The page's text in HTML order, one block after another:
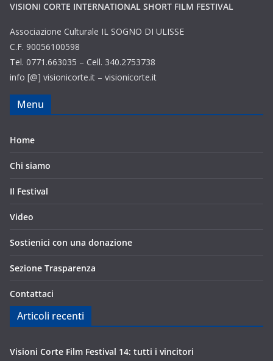
VISIONI CORTE INTERNATIONAL SHORT FILM FESTIVAL
Associazione Culturale IL SOGNO DI ULISSE
C.F. 90056100598
Tel. 0771.663035 – Cell. 340.2753738
info [@] visionicorte.it – visionicorte.it
Menu
Home
Chi siamo
Il Festival
Video
Sostienici con una donazione
Sezione Trasparenza
Contattaci
Articoli recenti
Visioni Corte Film Festival 14: tutti i vincitori